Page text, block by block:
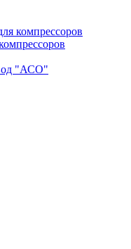
компрессоров
"АСО"